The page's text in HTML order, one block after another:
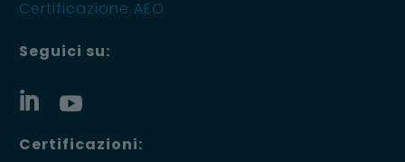
Certificazione AEO
Seguici su:
Certificazioni: